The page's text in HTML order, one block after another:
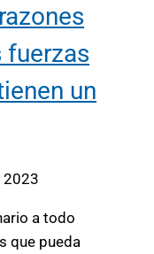
fuerzas
un
2023
a todo
que pueda